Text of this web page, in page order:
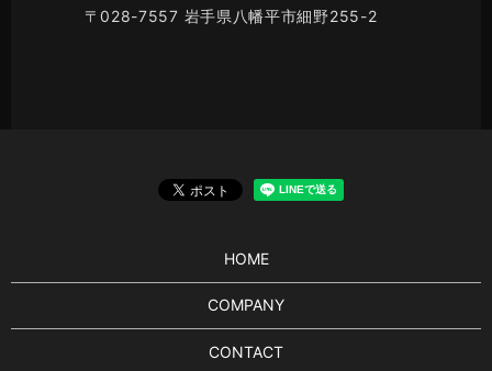
〒028-7557 岩手県八幡平市細野255-2
HOME
COMPANY
CONTACT